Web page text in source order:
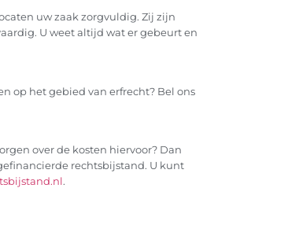
uw zaak zorgvuldig. Zij zijn
U weet altijd wat er gebeurt en
op het gebied van erfrecht? Bel ons
over de kosten hiervoor? Dan
rechtsbijstand. U kunt
.